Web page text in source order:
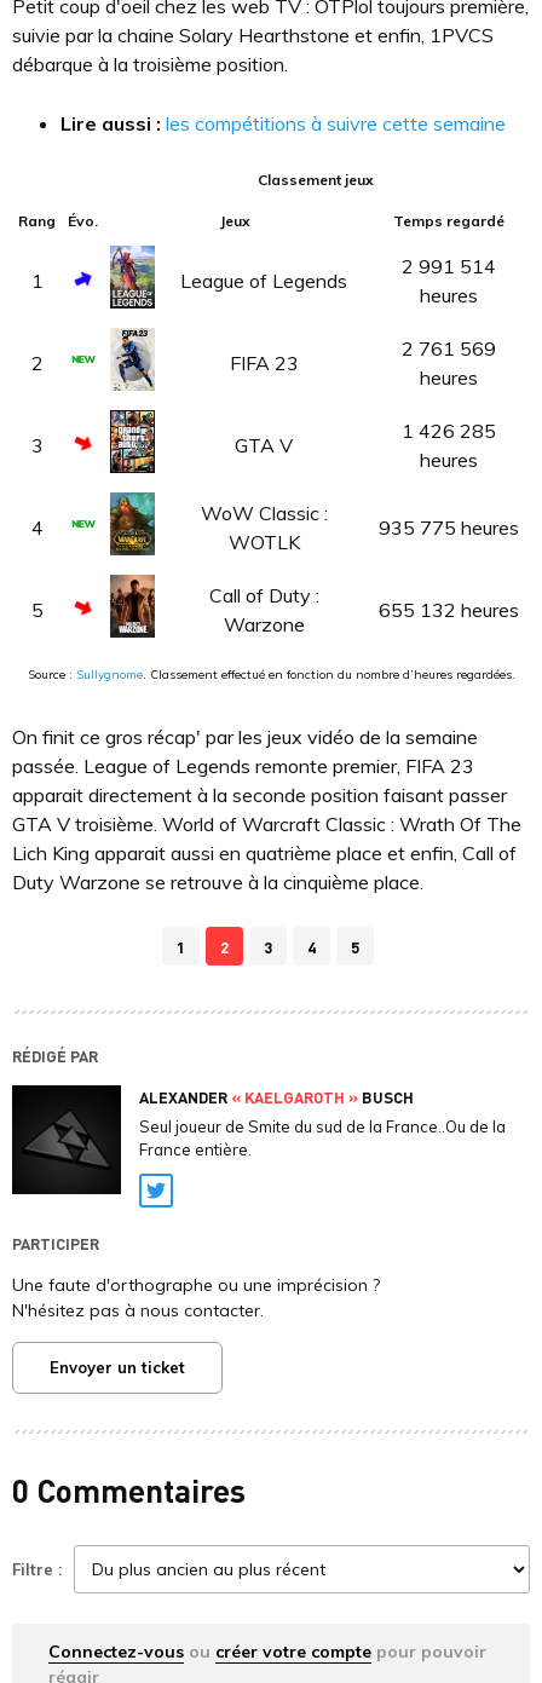
Petit coup d'oeil chez les web TV : OTPlol toujours première,
suivie par la chaine Solary Hearthstone et enfin, 1PVCS
débarque à la troisième position.
Lire aussi : les compétitions à suivre cette semaine
Classement jeux
Rang Évo. Jeux Temps regardé
1 League of Legends
2 991 514
heures
2 FIFA 23
2 761 569
heures
3 GTA V
1 426 285
heures
4
WoW Classic :
WOTLK
935 775 heures
5
Call of Duty :
Warzone
655 132 heures
Source : Sullygnome. Classement effectué en fonction du nombre d’heures regardées.
On finit ce gros récap' par les jeux vidéo de la semaine
passée. League of Legends remonte premier, FIFA 23
apparait directement à la seconde position faisant passer
GTA V troisième. World of Warcraft Classic : Wrath Of The
Lich King apparait aussi en quatrième place et enfin, Call of
Duty Warzone se retrouve à la cinquième place.
1 2 3 4 5
RÉDIGÉ PAR
ALEXANDER « KAELGAROTH » BUSCH
Seul joueur de Smite du sud de la France..Ou de la
France entière.
Twitter
PARTICIPER
Une faute d'orthographe ou une imprécision ?
N'hésitez pas à nous contacter.
Envoyer un ticket
0 Commentaires
Filtre :
Connectez-vous ou créer votre compte pour pouvoir
réagir